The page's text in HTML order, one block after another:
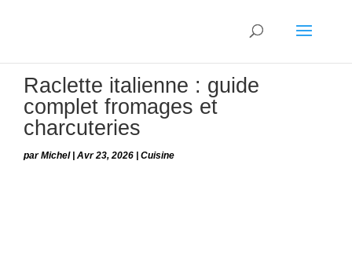
Raclette italienne : guide
complet fromages et
charcuteries
parMichel| Avr 23, 2026 Cuisine